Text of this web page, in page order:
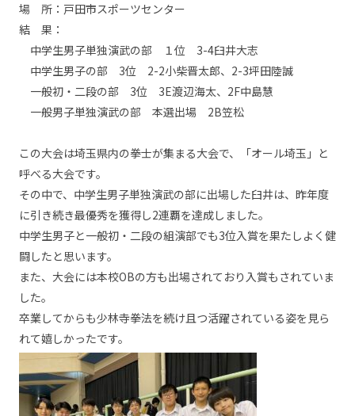
場 所：戸田市スポーツセンター
結 果：
中学生男子単独演武の部 １位 3-4臼井大志
中学生男子の部 3位 2-2小柴晋太郎、2-3坪田陸誠
一般初・二段の部 3位 3E渡辺海太、2F中島慧
一般男子単独演武の部 本選出場 2B笠松
この大会は埼玉県内の拳士が集まる大会で、「オール埼玉」と
呼べる大会です。
その中で、中学生男子単独演武の部に出場した臼井は、昨年度
に引き続き最優秀を獲得し2連覇を達成しました。
中学生男子と一般初・二段の組演部でも3位入賞を果たしよく健
闘したと思います。
また、大会には本校OBの方も出場されており入賞もされていま
した。
卒業してからも少林寺拳法を続け且つ活躍されている姿を見ら
れて嬉しかったです。